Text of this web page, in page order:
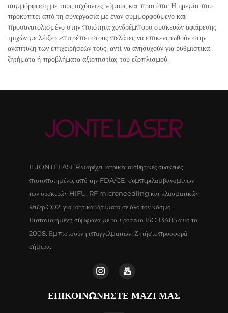
συμμόρφωση με τους ισχύοντες νόμους και προτύπα. Η ηρεμία που
προκύπτει από τη συνεργασία με έναν συμμορφούμενο και
προσανατολισμένο στην ποιότητα χονδρέμπορο συσκευών αφαίρεσης
τριχών με λέιζερ επιτρέπει στους πελάτες να επικεντρωθούν στην
ανάπτυξη των επιχειρήσεών τους, αντί να ανησυχούν για ρυθμιστικά
ζητήματα ή προβλήματα αξιοπιστίας του εξοπλισμού.
Η JONTELASER παρέχει ιατρικές αισθητικές συσκευές
πιστοποιημένες από την FDA/CE, συμπεριλαμβανομένων
των συσκευών HIFU, RF microneedling και κλασματικών
λέιζερ CO2, για ιατρικά ιδρύματα σε όλο τον κόσμο.
Πιστοποιημένη σύμφωνα με το πρότυπο ISO 13485 από το
2008. Εμπιστοσύνη επαγγελματιών. Ζητήστε προσφορά
σήμερα.
ΕΠΙΚΟΙΝΩΝΉΣΤΕ ΜΑΖΊ ΜΑΣ